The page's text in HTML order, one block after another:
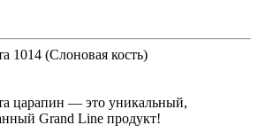
1014 (Слоновая кость)
царапин — это уникальный,
Grand Line продукт!